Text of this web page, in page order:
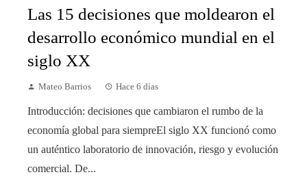
Las 15 decisiones que moldearon el
desarrollo económico mundial en el
siglo XX
Mateo Barrios Hace 6 días
Introducción: decisiones que cambiaron el rumbo de la
economía global para siempreEl siglo XX funcionó como
un auténtico laboratorio de innovación, riesgo y evolución
comercial. De...